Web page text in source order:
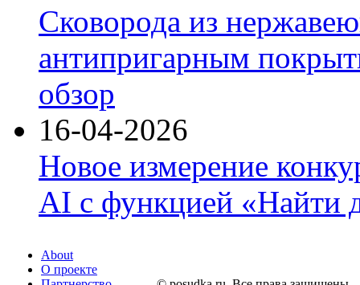
Сковорода из
антипригарным
обзор
16-04-2026
Новое измерение
AI с функцией «Найти
About
О проекте